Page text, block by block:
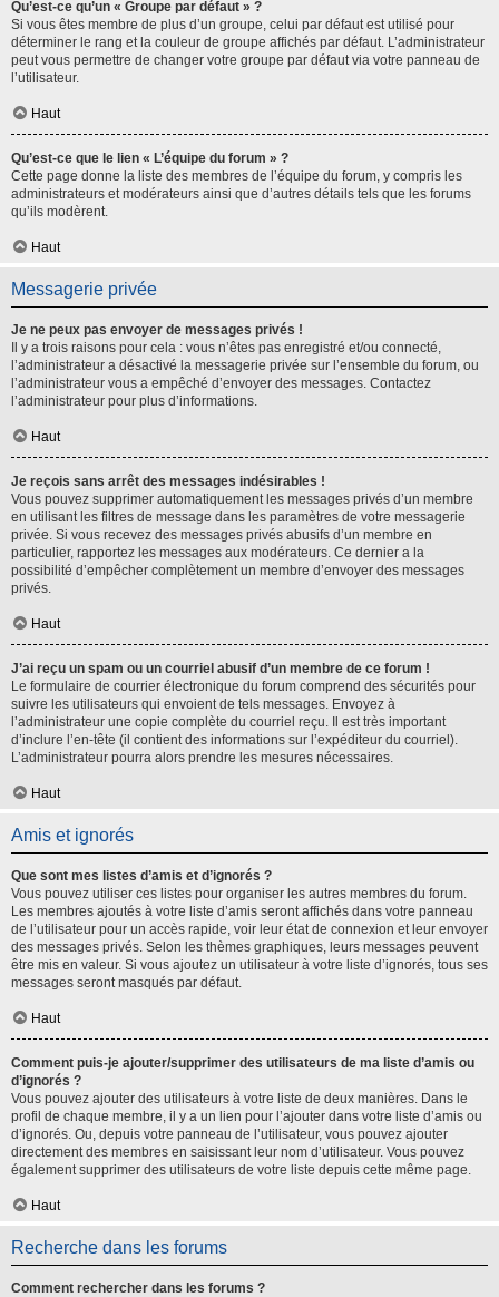
Qu’est-ce qu’un « Groupe par défaut » ?
Si vous êtes membre de plus d’un groupe, celui par défaut est utilisé pour
déterminer le rang et la couleur de groupe affichés par défaut. L’administrateur
peut vous permettre de changer votre groupe par défaut via votre panneau de
l’utilisateur.
Haut
Qu’est-ce que le lien « L’équipe du forum » ?
Cette page donne la liste des membres de l’équipe du forum, y compris les
administrateurs et modérateurs ainsi que d’autres détails tels que les forums
qu’ils modèrent.
Haut
Messagerie privée
Je ne peux pas envoyer de messages privés !
Il y a trois raisons pour cela : vous n’êtes pas enregistré et/ou connecté,
l’administrateur a désactivé la messagerie privée sur l’ensemble du forum, ou
l’administrateur vous a empêché d’envoyer des messages. Contactez
l’administrateur pour plus d’informations.
Haut
Je reçois sans arrêt des messages indésirables !
Vous pouvez supprimer automatiquement les messages privés d’un membre
en utilisant les filtres de message dans les paramètres de votre messagerie
privée. Si vous recevez des messages privés abusifs d’un membre en
particulier, rapportez les messages aux modérateurs. Ce dernier a la
possibilité d’empêcher complètement un membre d’envoyer des messages
privés.
Haut
J’ai reçu un spam ou un courriel abusif d’un membre de ce forum !
Le formulaire de courrier électronique du forum comprend des sécurités pour
suivre les utilisateurs qui envoient de tels messages. Envoyez à
l’administrateur une copie complète du courriel reçu. Il est très important
d’inclure l’en-tête (il contient des informations sur l’expéditeur du courriel).
L’administrateur pourra alors prendre les mesures nécessaires.
Haut
Amis et ignorés
Que sont mes listes d’amis et d’ignorés ?
Vous pouvez utiliser ces listes pour organiser les autres membres du forum.
Les membres ajoutés à votre liste d’amis seront affichés dans votre panneau
de l’utilisateur pour un accès rapide, voir leur état de connexion et leur envoyer
des messages privés. Selon les thèmes graphiques, leurs messages peuvent
être mis en valeur. Si vous ajoutez un utilisateur à votre liste d’ignorés, tous ses
messages seront masqués par défaut.
Haut
Comment puis-je ajouter/supprimer des utilisateurs de ma liste d’amis ou
d’ignorés ?
Vous pouvez ajouter des utilisateurs à votre liste de deux manières. Dans le
profil de chaque membre, il y a un lien pour l’ajouter dans votre liste d’amis ou
d’ignorés. Ou, depuis votre panneau de l’utilisateur, vous pouvez ajouter
directement des membres en saisissant leur nom d’utilisateur. Vous pouvez
également supprimer des utilisateurs de votre liste depuis cette même page.
Haut
Recherche dans les forums
Comment rechercher dans les forums ?